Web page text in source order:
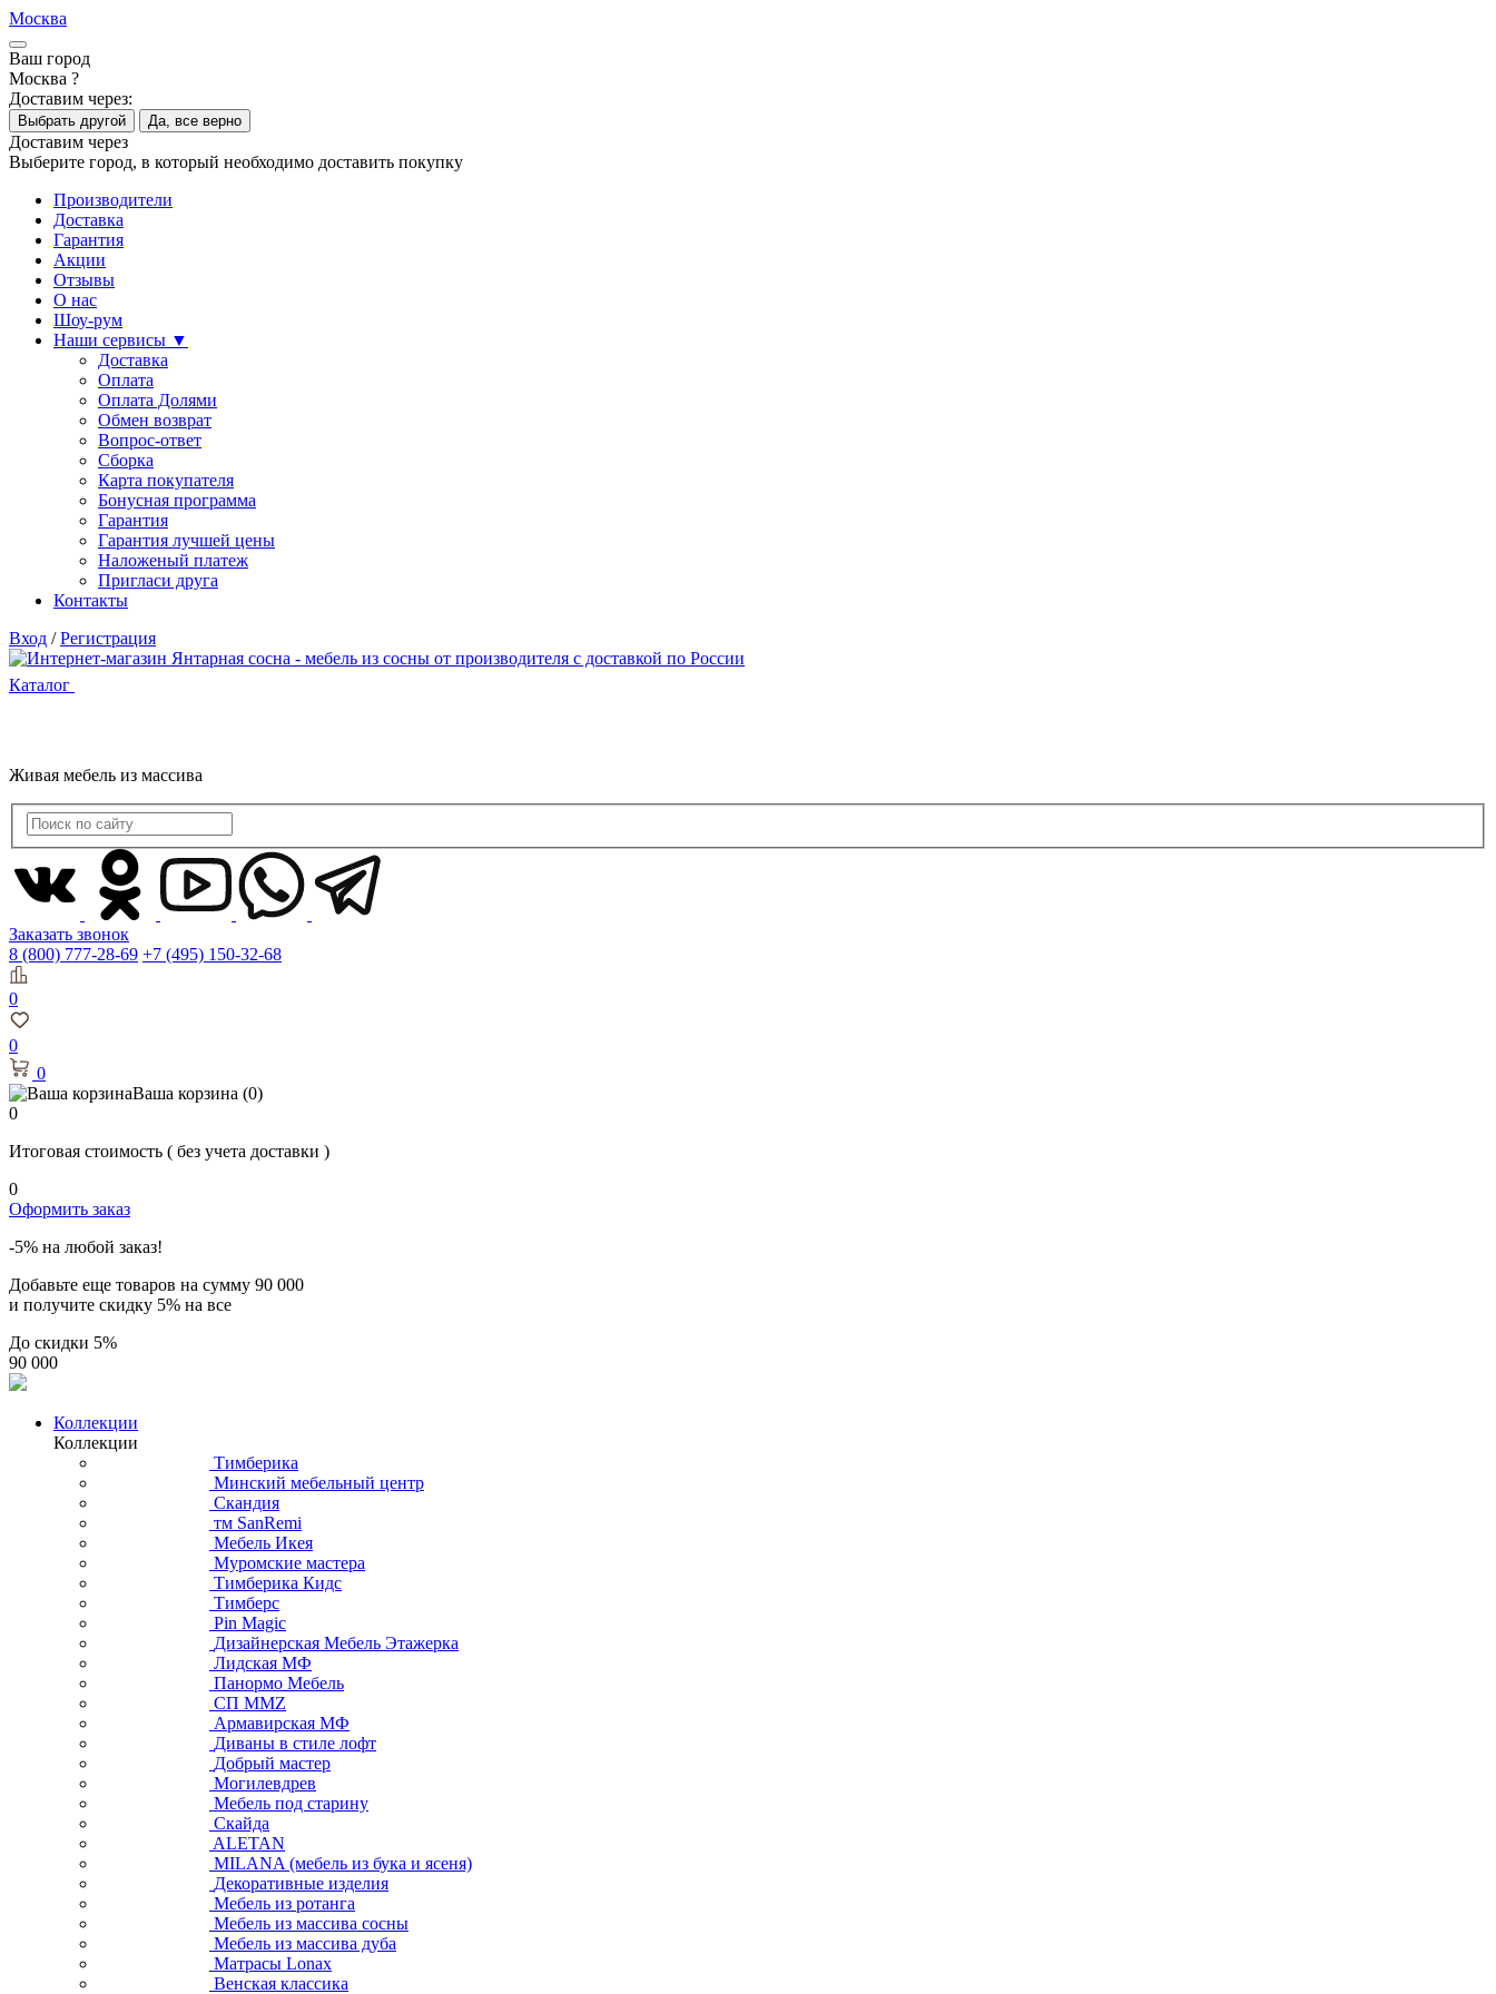
Москва
Ваш город
Москва ?
Доставим через:
Выбрать другой Да, все верно
Доставим через
Выберите город, в который необходимо доставить покупку
Производители
Доставка
Гарантия
Акции
Отзывы
О нас
Шоу-рум
Наши сервисы ▼
Доставка
Оплата
Оплата Долями
Обмен возврат
Вопрос-ответ
Сборка
Карта покупателя
Бонусная программа
Гарантия
Гарантия лучшей цены
Наложеный платеж
Пригласи друга
Контакты
Вход / Регистрация
Каталог
Живая мебель из массива
Заказать звонок
8 (800) 777-28-69 +7 (495) 150-32-68
0
0
0
Ваша корзина (0)
0
Итоговая стоимость ( без учета доставки )
0
Оформить заказ
-5% на любой заказ!
Добавьте еще товаров на сумму 90 000
и получите скидку 5% на все
До скидки 5%
90 000
Коллекции
Коллекции
Тимберика
Минский мебельный центр
Скандия
тм SanRemi
Мебель Икея
Муромские мастера
Тимберика Кидс
Тимберс
Pin Magic
Дизайнерская Мебель Этажерка
Лидская МФ
Панормо Мебель
СП ММZ
Армавирская МФ
Диваны в стиле лофт
Добрый мастер
Могилевдрев
Мебель под старину
Скайда
ALETAN
MILANA (мебель из бука и ясеня)
Декоративные изделия
Мебель из ротанга
Мебель из массива сосны
Мебель из массива дуба
Матрасы Lonax
Венская классика